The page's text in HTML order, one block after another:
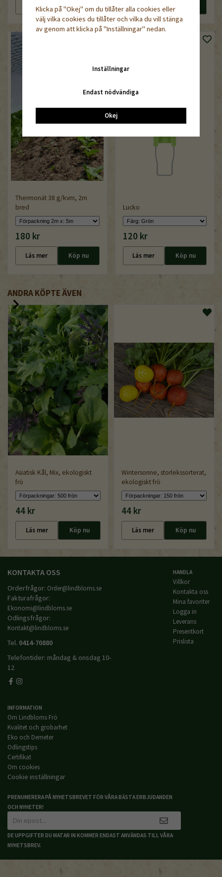
Läs mer Köp nu Läs mer
Thermonät 38 g/kvm, 2m
bred
180 kr
Läs mer Köp nu
Lucko
120 kr
Läs mer Köp nu
ANDRA KÖPTE ÄVEN
Asiatisk Kål, Mix, ekologiskt
frö
44 kr
Läs mer Köp nu
Wintersonne, storlekssorterat,
ekologiskt frö
44 kr
Läs mer Köp nu
KONTAKTA OSS
Orderfrågor: Order@lindbloms.se
Fakturafrågor:
Ekonomi@lindbloms.se
Odlingsfrågor:
Kontakt@lindbloms.se
Tel. 0414-70880
Telefontider: måndag & onsdag 10-
12
HANDLA
Villkor
Kontakta oss
Mina favoriter
Logga in
Leverans
Presentkort
Prislista
INFORMATION
Om Lindbloms Frö
Kvalitet och grobarhet
Eko och Demeter
Odlingstips
Certifikat
Om cookies
Cookie inställningar
PRENUMERERA PÅ NYHETSBREVET FÖR VÅRA BÄSTA ERBJUDANDEN
OCH NYHETER!
DE UPPGIFTER DU MATAR IN KOMMER ENDAST ANVÄNDAS TILL VÅRA
NYHETSBREV.
Klicka på "Okej" om du tillåter alla cookies eller
välj vilka cookies du tillåter och vilka du vill stänga
av genom att klicka på "Inställningar" nedan.
Inställningar
Endast nödvändiga
Okej